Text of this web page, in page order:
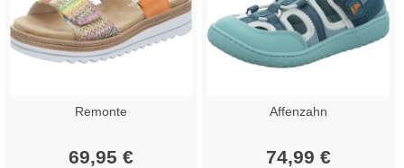
Remonte
69,95 €
Affenzahn
74,99 €